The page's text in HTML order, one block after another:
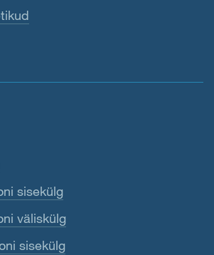
sisekülg
väliskülg
sisekülg